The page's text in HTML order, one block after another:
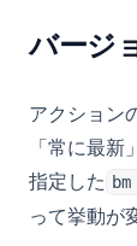
バージ
アクション
「常に最
指定した
って挙動が